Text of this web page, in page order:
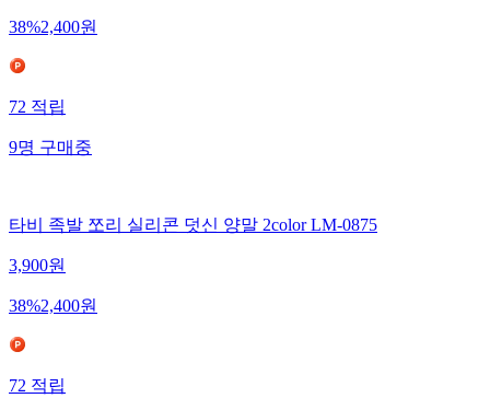
38%2,400원
72적립
9명구매중
타비 족발 쪼리 실리콘 덧신 양말 2color LM-0875
3,900원
38%2,400원
72적립